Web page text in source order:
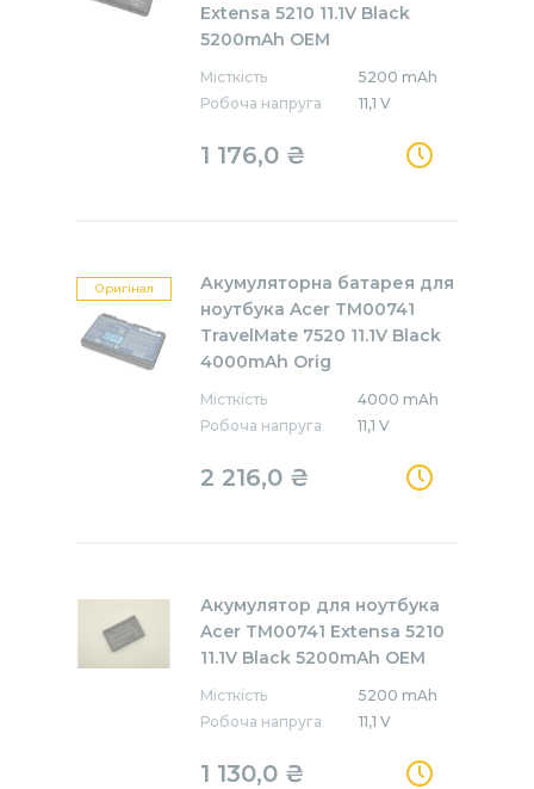
Extensa 5210 11.1V Black
5200mAh OEM
Місткість
5200 mAh
Робоча напруга
11,1 V
1 176,0 ₴
Оригінал
Акумуляторна батарея для
ноутбука Acer TM00741
TravelMate 7520 11.1V Black
4000mAh Orig
Місткість
4000 mAh
Робоча напруга
11,1 V
2 216,0 ₴
Акумулятор для ноутбука
Acer TM00741 Extensa 5210
11.1V Black 5200mAh OEM
Місткість
5200 mAh
Робоча напруга
11,1 V
1 130,0 ₴